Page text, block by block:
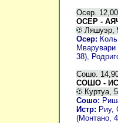
Осер.
ОСЕР -
Ляшуэр,
Осер:
Мварувари
38),
Сошо.
СОШО -
Куртуа,
Сошо:
Истр: Риу,
(Монтано,